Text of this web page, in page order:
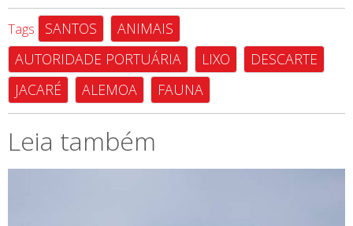
Tags SANTOS
ANIMAIS
AUTORIDADE PORTUÁRIA
LIXO
DESCARTE
JACARÉ
ALEMOA FAUNA
Leia também